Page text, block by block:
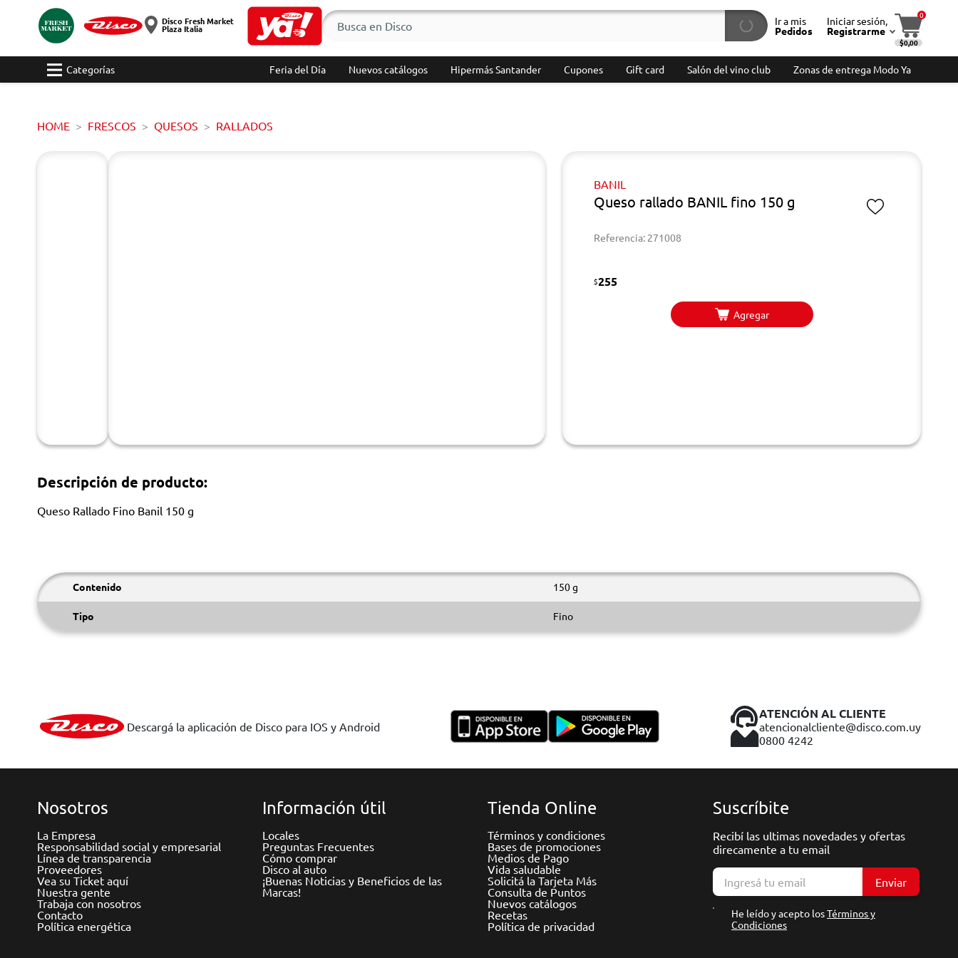
Disco Fresh Market
Plaza Italia
Ir a mis
Pedidos
Iniciar sesión,
Registrarme
0
$0,00
Categorías Feria del Día Nuevos catálogos Hipermás Santander Cupones Gift card Salón del vino club Zonas de entrega Modo Ya
HOME FRESCOS QUESOS RALLADOS
BANIL
Queso rallado BANIL fino 150 g
Referencia: 271008
$255
Agregar
Descripción de producto:
Queso Rallado Fino Banil 150 g
Contenido 150 g
Tipo Fino
Descargá la aplicación de Disco para IOS y Android
ATENCIÓN AL CLIENTE
atencionalcliente@disco.com.uy
0800 4242
Nosotros
La Empresa
Responsabilidad social y empresarial
Línea de transparencia
Proveedores
Vea su Ticket aquí
Nuestra gente
Trabaja con nosotros
Contacto
Política energética
Información útil
Locales
Preguntas Frecuentes
Cómo comprar
Disco al auto
¡Buenas Noticias y Beneficios de las
Marcas!
Tienda Online
Términos y condiciones
Bases de promociones
Medios de Pago
Vida saludable
Solicitá la Tarjeta Más
Consulta de Puntos
Nuevos catálogos
Recetas
Política de privacidad
Suscríbite
Recibí las ultimas novedades y ofertas
direcamente a tu email
Enviar
He leído y acepto losTérminos y
Condiciones